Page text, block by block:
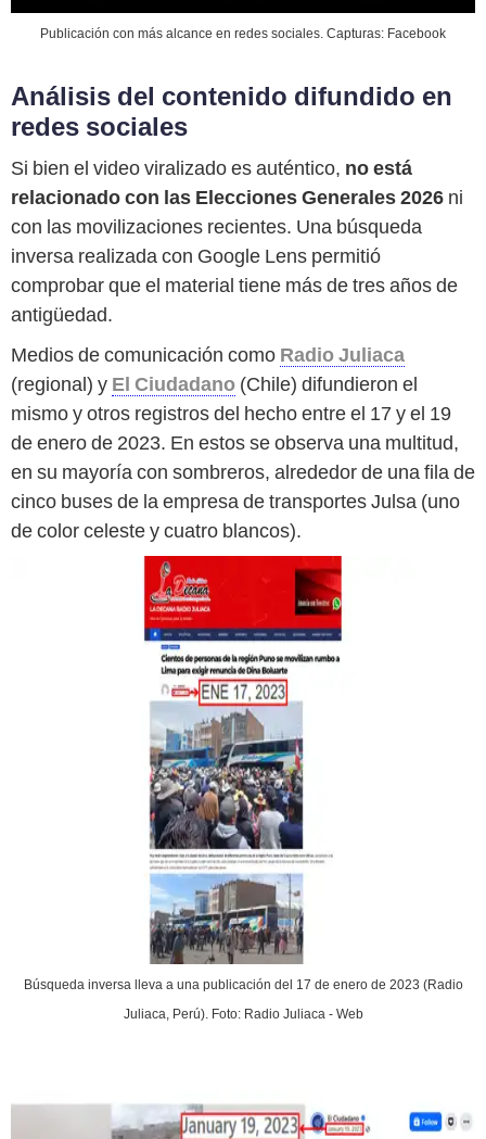
Publicación con más alcance en redes sociales. Capturas: Facebook
Análisis del contenido difundido en
redes sociales
Si bien el video viralizado es auténtico, no está
relacionado con las Elecciones Generales 2026 ni
con las movilizaciones recientes. Una búsqueda
inversa realizada con Google Lens permitió
comprobar que el material tiene más de tres años de
antigüedad.
Medios de comunicación como Radio Juliaca
(regional) y El Ciudadano (Chile) difundieron el
mismo y otros registros del hecho entre el 17 y el 19
de enero de 2023. En estos se observa una multitud,
en su mayoría con sombreros, alrededor de una fila de
cinco buses de la empresa de transportes Julsa (uno
de color celeste y cuatro blancos).
Búsqueda inversa lleva a una publicación del 17 de enero de 2023 (Radio
Juliaca, Perú). Foto: Radio Juliaca - Web